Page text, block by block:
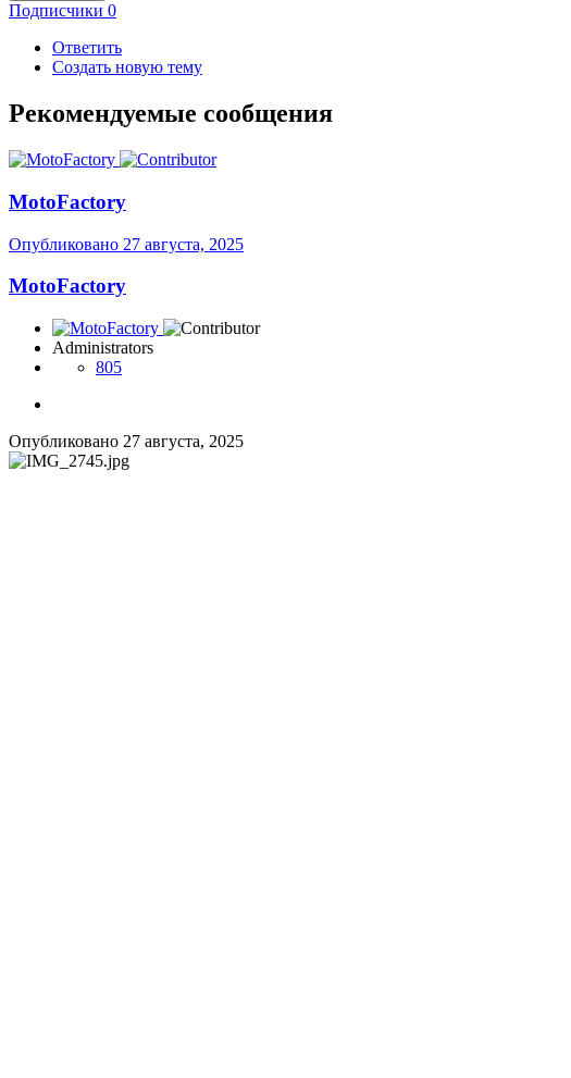
Подписчики 0
Ответить
Создать новую тему
Рекомендуемые сообщения
MotoFactory
Опубликовано 27 августа, 2025
MotoFactory
Administrators
805
Опубликовано 27 августа, 2025